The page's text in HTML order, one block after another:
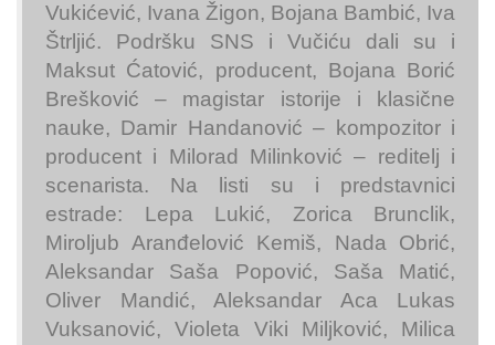
Vukićević, Ivana Žigon, Bojana Bambić, Iva
Štrljić. Podršku SNS i Vučiću dali su i
Maksut Ćatović, producent, Bojana Borić
Brešković – magistar istorije i klasične
nauke, Damir Handanović – kompozitor i
producent i Milorad Milinković – reditelj i
scenarista. Na listi su i predstavnici
estrade: Lepa Lukić, Zorica Brunclik,
Miroljub Aranđelović Kemiš, Nada Obrić,
Aleksandar Saša Popović, Saša Matić,
Oliver Mandić, Aleksandar Aca Lukas
Vuksanović, Violeta Viki Miljković, Milica